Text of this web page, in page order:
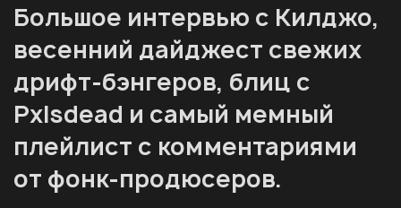
Большое интервью с Килджо,
весенний дайджест свежих
дрифт-бэнгеров, блиц с
Pxlsdead и самый мемный
плейлист с комментариями
от фонк-продюсеров.